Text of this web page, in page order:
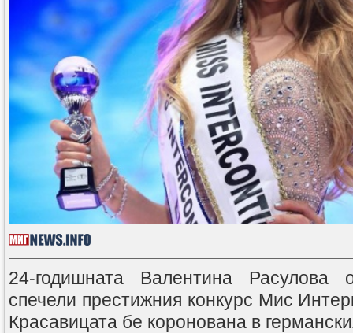
24-годишната Валентина
спечели престижния конкурс Мис
Красавицата бе коронована в